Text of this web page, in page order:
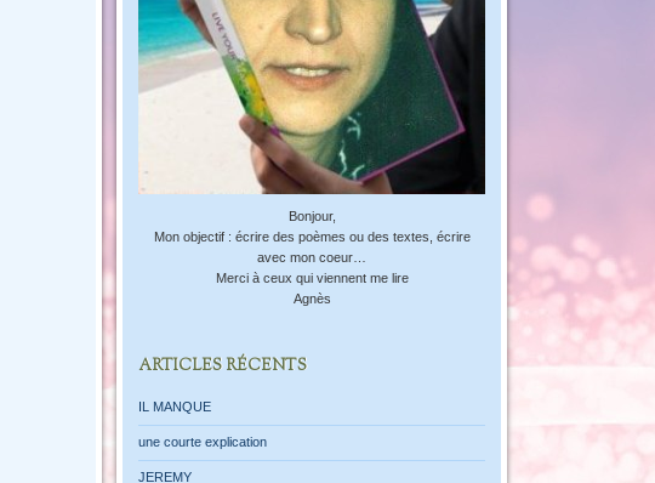
Bonjour,
Mon objectif : écrire des poèmes ou des textes, écrire
avec mon coeur…
Merci à ceux qui viennent me lire
Agnès
ARTICLES RÉCENTS
IL MANQUE
une courte explication
JEREMY